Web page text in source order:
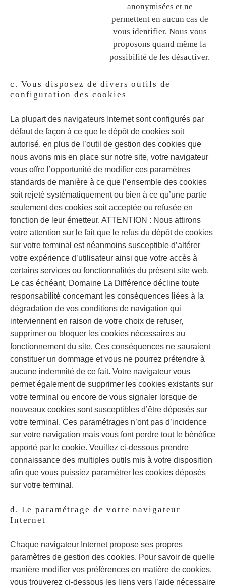
anonymisées et ne
permettent en aucun cas de
vous identifier. Nous vous
proposons quand même la
possibilité de les désactiver.
c. Vous disposez de divers outils de
configuration des cookies
La plupart des navigateurs Internet sont configurés par
défaut de façon à ce que le dépôt de cookies soit
autorisé. en plus de l’outil de gestion des cookies que
nous avons mis en place sur notre site, votre navigateur
vous offre l’opportunité de modifier ces paramètres
standards de manière à ce que l’ensemble des cookies
soit rejeté systématiquement ou bien à ce qu’une partie
seulement des cookies soit acceptée ou refusée en
fonction de leur émetteur. ATTENTION : Nous attirons
votre attention sur le fait que le refus du dépôt de cookies
sur votre terminal est néanmoins susceptible d’altérer
votre expérience d’utilisateur ainsi que votre accès à
certains services ou fonctionnalités du présent site web.
Le cas échéant, Domaine La Différence décline toute
responsabilité concernant les conséquences liées à la
dégradation de vos conditions de navigation qui
interviennent en raison de votre choix de refuser,
supprimer ou bloquer les cookies nécessaires au
fonctionnement du site. Ces conséquences ne sauraient
constituer un dommage et vous ne pourrez prétendre à
aucune indemnité de ce fait. Votre navigateur vous
permet également de supprimer les cookies existants sur
votre terminal ou encore de vous signaler lorsque de
nouveaux cookies sont susceptibles d’être déposés sur
votre terminal. Ces paramétrages n’ont pas d’incidence
sur votre navigation mais vous font perdre tout le bénéfice
apporté par le cookie. Veuillez ci-dessous prendre
connaissance des multiples outils mis à votre disposition
afin que vous puissiez paramétrer les cookies déposés
sur votre terminal.
d. Le paramétrage de votre navigateur
Internet
Chaque navigateur Internet propose ses propres
paramètres de gestion des cookies. Pour savoir de quelle
manière modifier vos préférences en matière de cookies,
vous trouverez ci-dessous les liens vers l’aide nécessaire